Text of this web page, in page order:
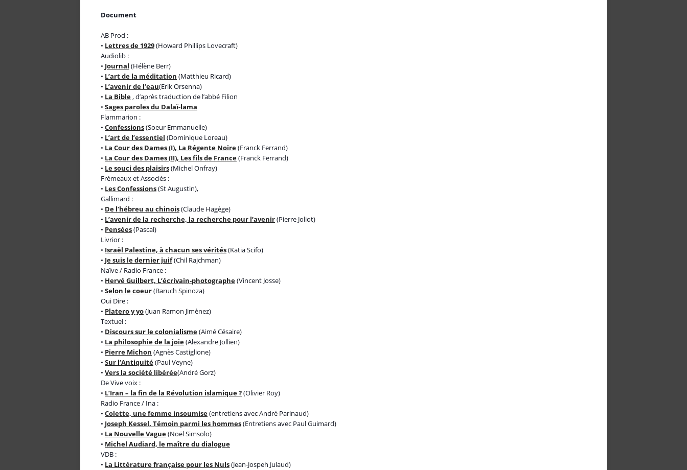
Document
AB Prod :
• Lettres de 1929(Howard Phillips Lovecraft)
Audiolib :
• Journal (Hélène Berr)
• L’art de la méditation (Matthieu Ricard)
• L’avenir de l’eau(Erik Orsenna)
• La Bible, d’après traduction de l’abbé Filion
• Sages paroles du Dalaï-lama
Flammarion :
• Confessions(Soeur Emmanuelle)
• L’art de l’essentiel (Dominique Loreau)
• La Cour des Dames (I), La Régente Noire(Franck Ferrand)
• La Cour des Dames (II), Les fils de France(Franck Ferrand)
• Le souci des plaisirs(Michel Onfray)
Frémeaux et Associés :
• Les Confessions(St Augustin),
Gallimard :
• De l’hébreu au chinois(Claude Hagège)
• L’avenir de la recherche, la recherche pour l’avenir(Pierre Joliot)
• Pensées(Pascal)
Livrior :
• Israël Palestine, à chacun ses vérités(Katia Scifo)
• Je suis le dernier juif(Chil Rajchman)
Naïve / Radio France :
• Hervé Guilbert, L’écrivain-photographe(Vincent Josse)
• Selon le coeur(Baruch Spinoza)
Oui Dire :
• Platero y yo(Juan Ramon Jimènez)
Textuel :
• Discours sur le colonialisme(Aimé Césaire)
• La philosophie de la joie(Alexandre Jollien)
• Pierre Michon (Agnès Castiglione)
• Sur l’Antiquité(Paul Veyne)
• Vers la société libérée(André Gorz)
De Vive voix :
• L’Iran – la fin de la Révolution islamique ?(Olivier Roy)
Radio France / Ina :
• Colette, une femme insoumise(entretiens avec André Parinaud)
• Joseph Kessel. Témoin parmi les hommes(Entretiens avec Paul Guimard)
• La Nouvelle Vague(Noël Simsolo)
• Michel Audiard, le maître du dialogue
VDB :
• La Littérature française pour les Nuls(Jean-Jospeh Julaud)